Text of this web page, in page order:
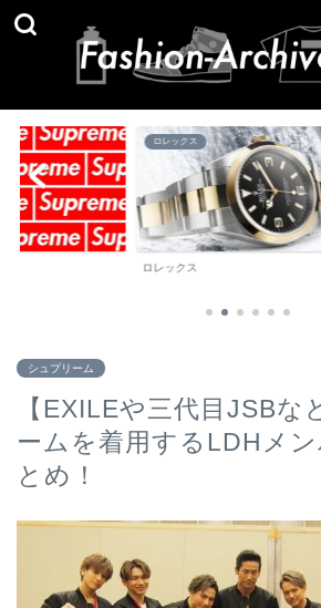
メゾン マルジェラ
メゾン マルジェラ
シュプリーム
【EXILEや三代目JSBな
ームを着用するLDHメン
とめ！